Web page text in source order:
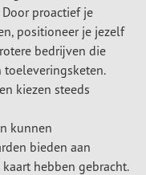
proactief je
positioneer je jezelf
bedrijven die
toeleveringsketen.
kiezen steeds
kunnen
bieden aan
hebben gebracht.